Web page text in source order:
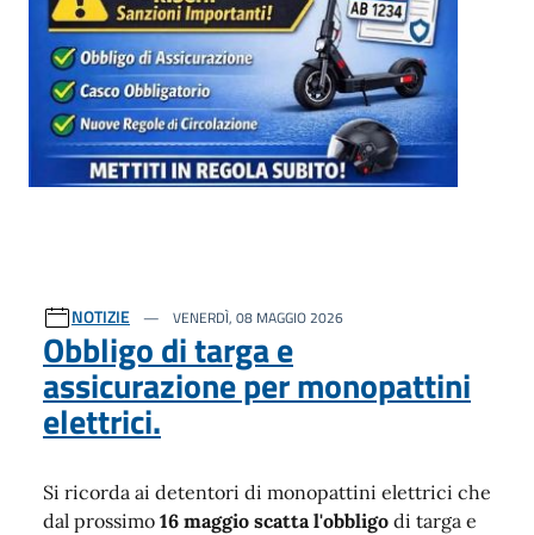
NOTIZIE VENERDÌ, 08 MAGGIO 2026
Obbligo di targa e
assicurazione per monopattini
elettrici.
Si ricorda ai detentori di monopattini elettrici che
dal prossimo 16 maggio scatta l'obbligo di targa e